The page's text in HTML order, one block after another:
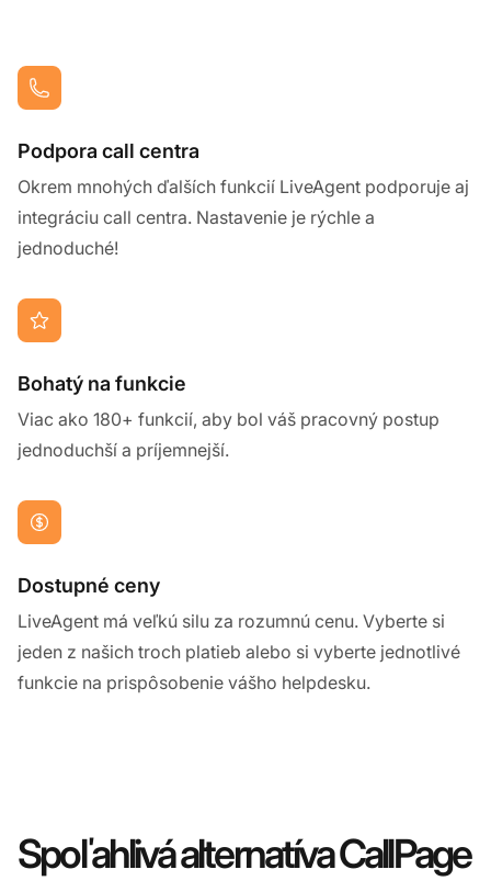
Podpora call centra
Okrem mnohých ďalších funkcií LiveAgent podporuje aj
integráciu call centra. Nastavenie je rýchle a
jednoduché!
Bohatý na funkcie
Viac ako 180+ funkcií, aby bol váš pracovný postup
jednoduchší a príjemnejší.
Dostupné ceny
LiveAgent má veľkú silu za rozumnú cenu. Vyberte si
jeden z našich troch platieb alebo si vyberte jednotlivé
funkcie na prispôsobenie vášho helpdesku.
Spoľahlivá alternatíva CallPage